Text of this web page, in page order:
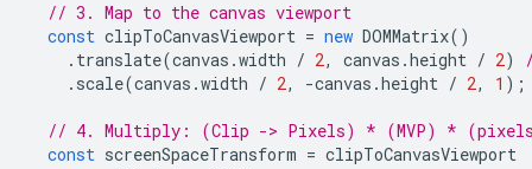
// 3. Map to the canvas viewport
const clipToCanvasViewport = new DOMMatrix()
. translate(canvas .width / 2, canvas .height / 2)
. scale(canvas .width / 2, -canvas .height / 2, 1 );
// 4. Multiply: (Clip -> Pixels) * (MVP) *
const screenSpaceTransform = clipToCanvasViewport